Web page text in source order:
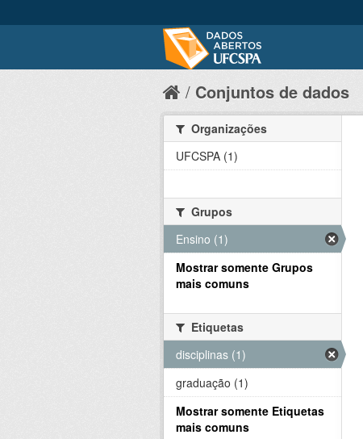
Conjuntos de dados
Organizações
UFCSPA (1)
Grupos
Ensino (1)
Mostrar somente Grupos
mais comuns
Etiquetas
disciplinas (1)
graduação (1)
Mostrar somente Etiquetas
mais comuns